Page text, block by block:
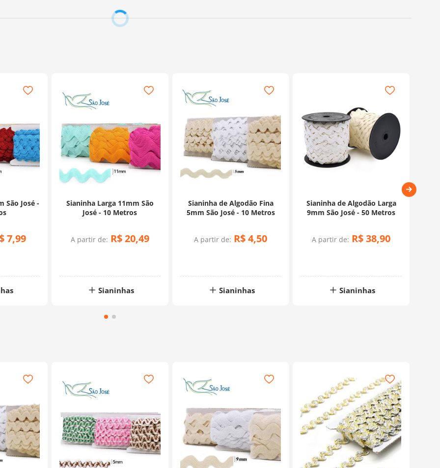
São José -
7,99
Sianinha Larga 11mm São
José - 10 Metros
A partir de: R$20,49
Sianinhas
Sianinha de Algodão Fina
5mm São José - 10 Metros
A partir de: R$4,50
Sianinhas
Sianinha de Algodão Larga
9mm São José - 50 Metros
A partir de: R$38,90
Sianinhas